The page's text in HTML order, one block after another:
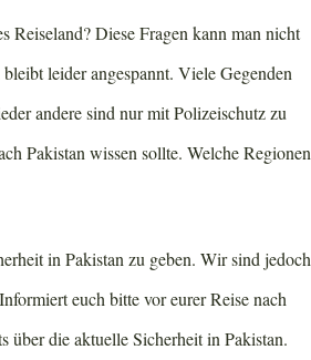
Reiseland? Diese Fragen kann man nicht
leider angespannt. Viele Gegenden
andere sind nur mit Polizeischutz zu
Pakistan wissen sollte. Welche Regionen
in Pakistan zu geben. Wir sind jedoch
euch bitte vor eurer Reise nach
über die aktuelle Sicherheit in Pakistan.